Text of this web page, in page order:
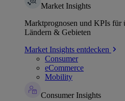
Market Insights
Marktprognosen und KPIs für
Ländern & Gebieten
Market Insights entdecken
Consumer
eCommerce
Mobility
Consumer Insights